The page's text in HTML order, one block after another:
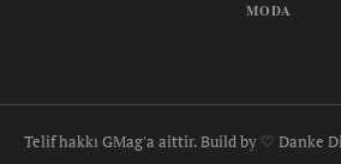
MODA
Telif hakkı GMag'a aittir. Build by ♡ Danke